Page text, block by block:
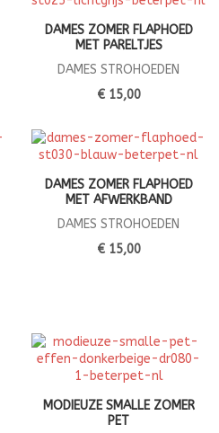
DAMES ZOMER FLAPHOED
MET PARELTJES
DAMES STROHOEDEN
€ 15,00
DAMES ZOMER FLAPHOED
MET AFWERKBAND
DAMES STROHOEDEN
€ 15,00
MODIEUZE SMALLE ZOMER
PET